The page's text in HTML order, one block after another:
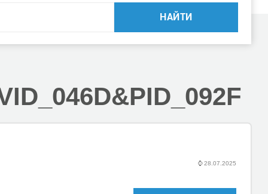
НАЙТИ
&PID_092F
⌚28.07.2025